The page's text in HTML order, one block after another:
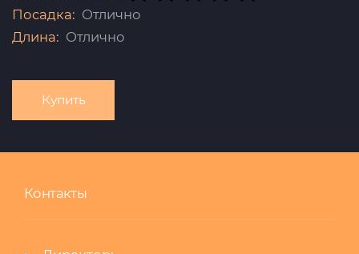
Посадка: Отлично
Длина: Отлично
Купить
Контакты